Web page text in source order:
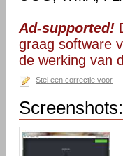
Ad-supported!
graag software
de werking van
Stel een correctie voor
Screenshots: